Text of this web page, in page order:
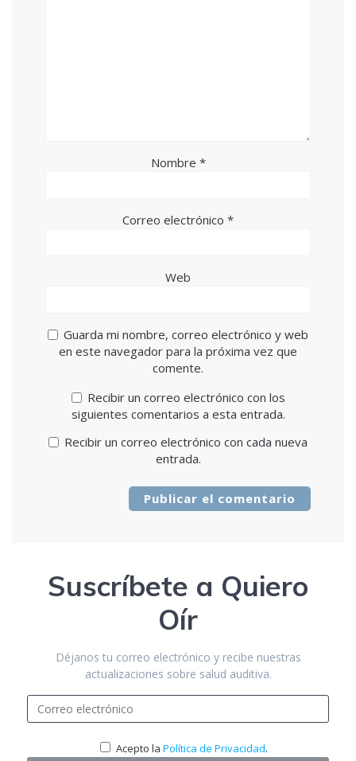
Nombre *
Correo electrónico *
Web
Guarda mi nombre, correo electrónico y web
en este navegador para la próxima vez que
comente.
Recibir un correo electrónico con los
siguientes comentarios a esta entrada.
Recibir un correo electrónico con cada nueva
entrada.
Suscríbete a Quiero
Oír
Déjanos tu correo electrónico y recibe nuestras
actualizaciones sobre salud auditiva.
Acepto la Política de Privacidad.